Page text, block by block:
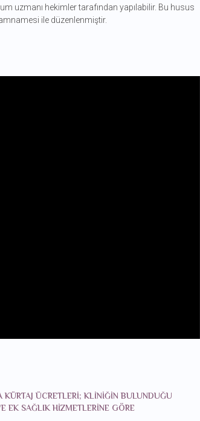
uzmanı hekimler tarafından yapılabilir. Bu husus
ile düzenlenmiştir.
ÜCRETLERI; KLINIĞIN BULUNDUĞU
EK SAĞLIK HIZMETLERINE GÖRE